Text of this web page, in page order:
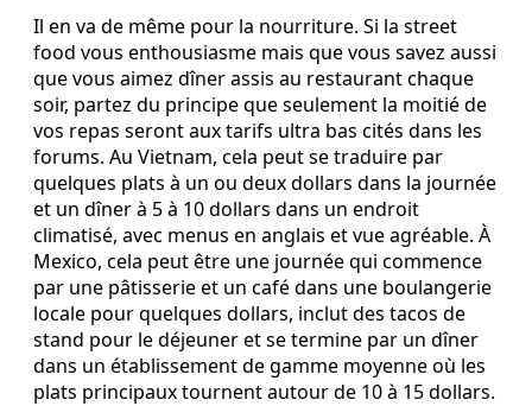
Il en va de même pour la nourriture. Si la street
food vous enthousiasme mais que vous savez aussi
que vous aimez dîner assis au restaurant chaque
soir, partez du principe que seulement la moitié de
vos repas seront aux tarifs ultra bas cités dans les
forums. Au Vietnam, cela peut se traduire par
quelques plats à un ou deux dollars dans la journée
et un dîner à 5 à 10 dollars dans un endroit
climatisé, avec menus en anglais et vue agréable. À
Mexico, cela peut être une journée qui commence
par une pâtisserie et un café dans une boulangerie
locale pour quelques dollars, inclut des tacos de
stand pour le déjeuner et se termine par un dîner
dans un établissement de gamme moyenne où les
plats principaux tournent autour de 10 à 15 dollars.